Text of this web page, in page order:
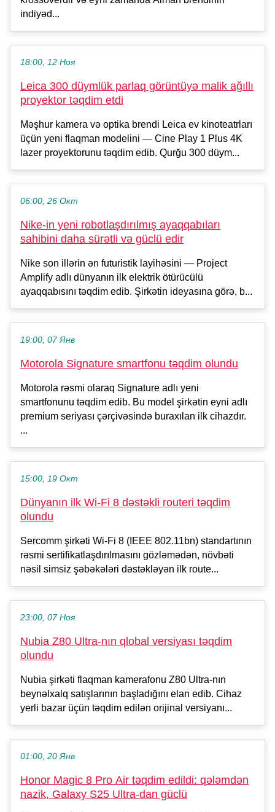
indiyəd...
18:00, 12 Ноя
Leica 300 düymlük parlaq görüntüyə malik ağıllı
proyektor təqdim etdi
Məşhur kamera və optika brendi Leica ev kinoteatrları
üçün yeni flaqman modelini — Cine Play 1 Plus 4K
lazer proyektorunu təqdim edib. Qurğu 300 düym...
06:00, 26 Окт
Nike-in yeni robotlaşdırılmış ayaqqabıları
sahibini daha sürətli və güclü edir
Nike son illərin ən futuristik layihəsini — Project
Amplify adlı dünyanın ilk elektrik ötürücülü
ayaqqabısını təqdim edib. Şirkətin ideyasına görə, b...
19:00, 07 Янв
Motorola Signature smartfonu təqdim olundu
Motorola rəsmi olaraq Signature adlı yeni
smartfonunu təqdim edib. Bu model şirkətin eyni adlı
premium seriyası çərçivəsində buraxılan ilk cihazdır.
...
15:00, 19 Окт
Dünyanın ilk Wi-Fi 8 dəstəkli routeri təqdim
olundu
Sercomm şirkəti Wi-Fi 8 (IEEE 802.11bn) standartının
rəsmi sertifikatlaşdırılmasını gözləmədən, növbəti
nəsil simsiz şəbəkələri dəstəkləyən ilk route...
23:00, 07 Ноя
Nubia Z80 Ultra-nın qlobal versiyası təqdim
olundu
Nubia şirkəti flaqman kamerafonu Z80 Ultra-nın
beynəlxalq satışlarının başladığını elan edib. Cihaz
yerli bazar üçün təqdim edilən orijinal versiyanı...
01:00, 20 Янв
Honor Magic 8 Pro Air təqdim edildi: qələmdən
nazik, Galaxy S25 Ultra-dan güclü